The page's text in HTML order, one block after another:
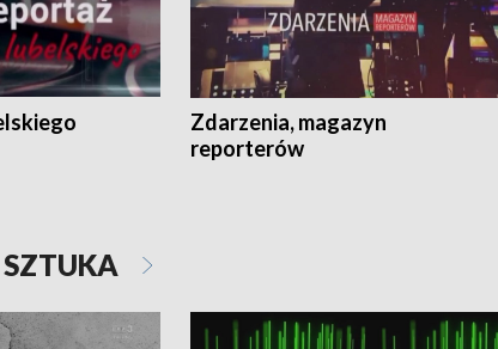
Zdarzenia, magazyn
reporterów